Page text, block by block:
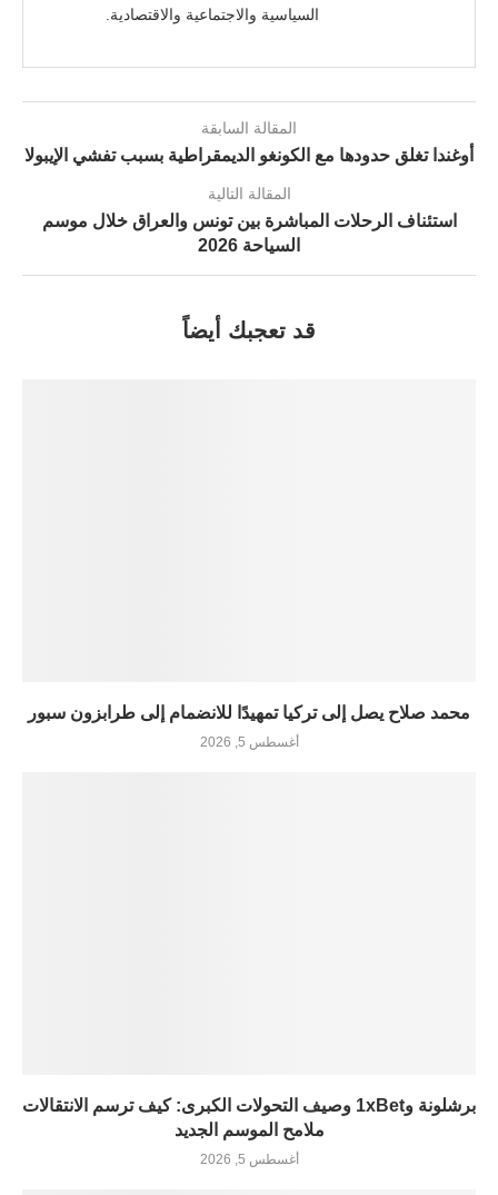
السياسية والاجتماعية والاقتصادية.
المقالة السابقة
أوغندا تغلق حدودها مع الكونغو الديمقراطية بسبب تفشي الإيبولا
المقالة التالية
استئناف الرحلات المباشرة بين تونس والعراق خلال موسم
السياحة 2026
قد تعجبك أيضاً
محمد صلاح يصل إلى تركيا تمهيدًا للانضمام إلى طرابزون سبور
أغسطس 5, 2026
برشلونة و1xBet وصيف التحولات الكبرى: كيف ترسم الانتقالات
ملامح الموسم الجديد
أغسطس 5, 2026